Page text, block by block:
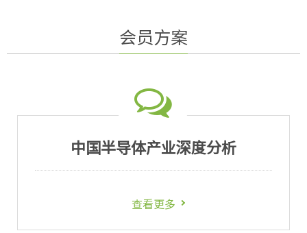
会员方案
中国半导体产业深度分析
查看更多